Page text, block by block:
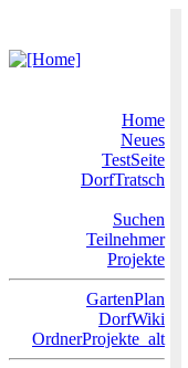
Home
Neues
TestSeite
DorfTratsch
Suchen
Teilnehmer
Projekte
GartenPlan
DorfWiki
OrdnerProjekte_alt